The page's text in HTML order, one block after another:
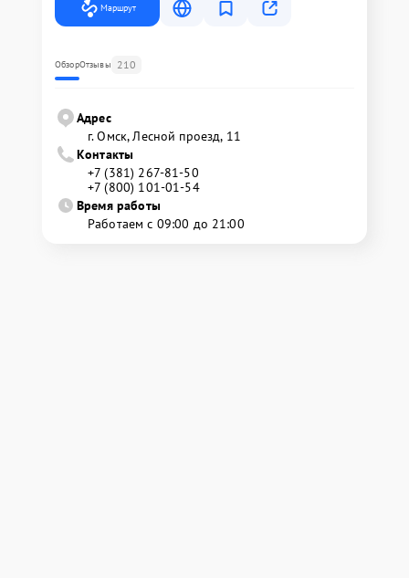
Маршрут
ОбзорОтзывы 210
Адрес
г. Омск, ​Лесной проезд, 11
Контакты
+7 (381) 267-81-50
+7 (800) 101-01-54
Время работы
Работаем с 09:00 до 21:00